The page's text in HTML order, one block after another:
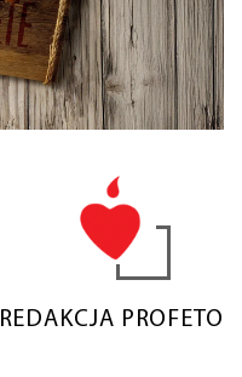
REDAKCJA PROFETO